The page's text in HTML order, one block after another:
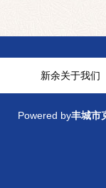
新余关于我们
Powered by丰城市